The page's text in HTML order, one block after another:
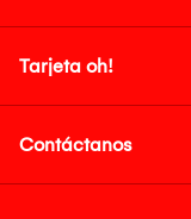
Tarjeta oh!
Contáctanos